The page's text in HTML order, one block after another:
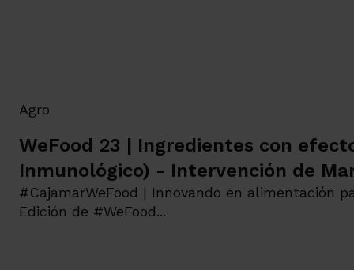
Agro
WeFood 23 | Ingredientes con
Inmunológico) - Intervención de
#CajamarWeFood | Innovando en alimentación
Edición de #WeFood...